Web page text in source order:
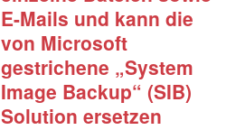
E-Mails und kann die
von Microsoft
gestrichene „System
Image Backup“ (SIB)
Solution ersetzen